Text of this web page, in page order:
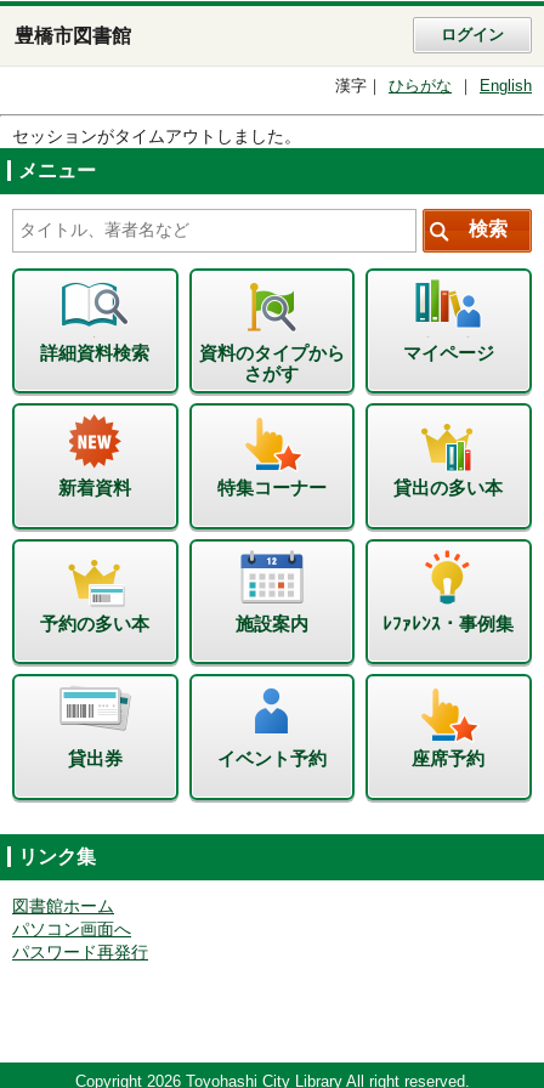
豊橋市図書館 ログイン
漢字 ひらがな English
セッションがタイムアウトしました。
メニュー
詳細資料検索
資料のタイプから
さがす
マイページ
新着資料 特集コーナー 貸出の多い本
予約の多い本 施設案内 ﾚﾌｧﾚﾝｽ・事例集
貸出券 イベント予約 座席予約
リンク集
図書館ホーム
パソコン画面へ
パスワード再発行
Copyright 2026 Toyohashi City Library All right reserved.